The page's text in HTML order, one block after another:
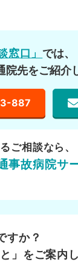
窓口」 では、
院先をご紹介
887
ご相談なら、
事故病院サ
すか？
」をご案内